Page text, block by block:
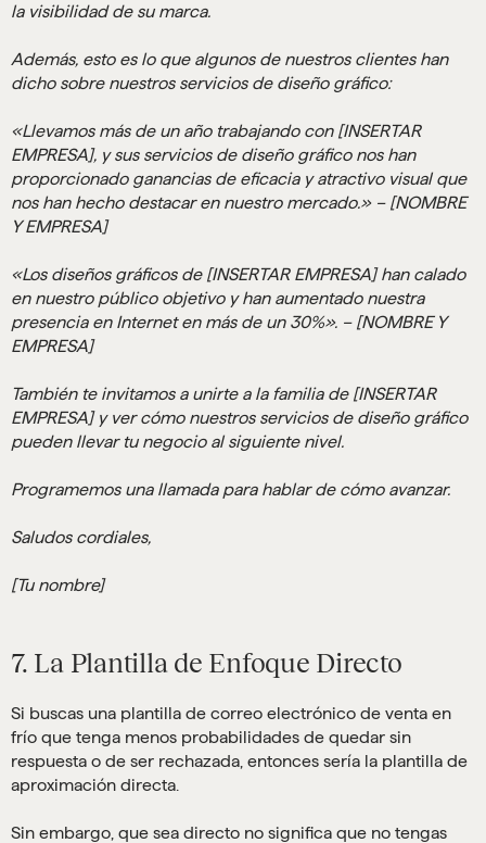
la visibilidad de su marca.
Además, esto es lo que algunos de nuestros clientes han
dicho sobre nuestros servicios de diseño gráfico:
«Llevamos más de un año trabajando con [INSERTAR
EMPRESA], y sus servicios de diseño gráfico nos han
proporcionado ganancias de eficacia y atractivo visual que
nos han hecho destacar en nuestro mercado.» – [NOMBRE
Y EMPRESA]
«Los diseños gráficos de [INSERTAR EMPRESA] han calado
en nuestro público objetivo y han aumentado nuestra
presencia en Internet en más de un 30%». – [NOMBRE Y
EMPRESA]
También te invitamos a unirte a la familia de [INSERTAR
EMPRESA] y ver cómo nuestros servicios de diseño gráfico
pueden llevar tu negocio al siguiente nivel.
Programemos una llamada para hablar de cómo avanzar.
Saludos cordiales,
[Tu nombre]
7. La Plantilla de Enfoque Directo
Si buscas una plantilla de correo electrónico de venta en
frío que tenga menos probabilidades de quedar sin
respuesta o de ser rechazada, entonces sería la plantilla de
aproximación directa.
Sin embargo, que sea directo no significa que no tengas